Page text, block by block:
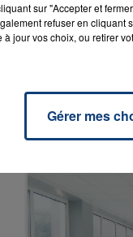
sur "Accepter et
refuser en
à jour vos choix, ou retirer
Gérer mes